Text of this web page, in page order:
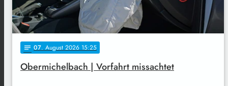
notes 07. August 2026 15:25
Obermichelbach | Vorfahrt missachtet